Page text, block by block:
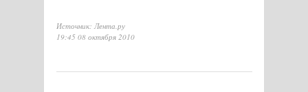
Источник: Лента.ру
19:45 08 октября 2010